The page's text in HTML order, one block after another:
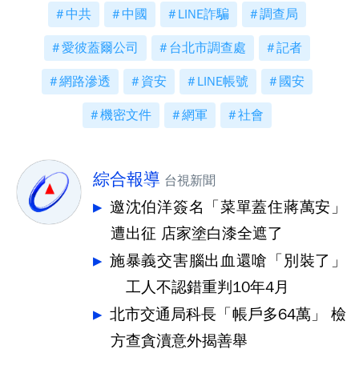
中共 中國 LINE詐騙 調查局
愛彼蓋爾公司 台北市調查處 記者
網路滲透 資安 LINE帳號 國安
機密文件 網軍 社會
綜合報導 台視新聞
邀沈伯洋簽名「菜單蓋住蔣萬安」
遭出征 店家塗白漆全遮了
施暴義交害腦出血還嗆「別裝了」
工人不認錯重判10年4月
北市交通局科長「帳戶多64萬」 檢
方查貪瀆意外揭善舉